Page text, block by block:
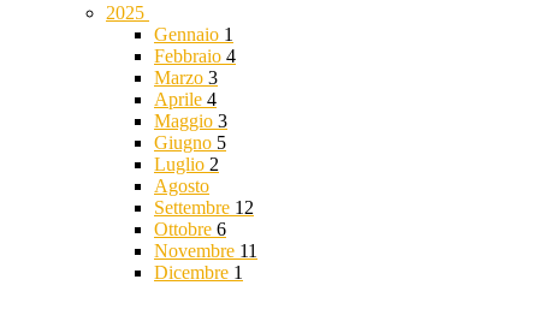
2025
Gennaio 1
Febbraio 4
Marzo 3
Aprile 4
Maggio 3
Giugno 5
Luglio 2
Agosto
Settembre 12
Ottobre 6
Novembre 11
Dicembre 1